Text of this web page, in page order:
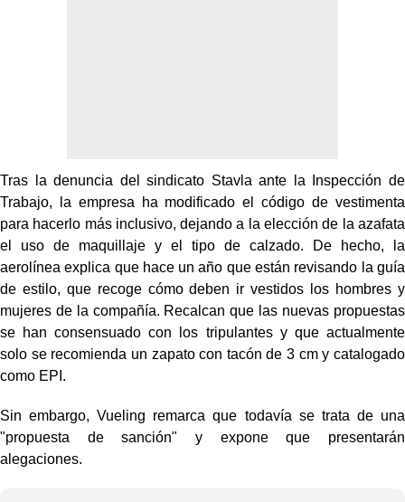
Tras la denuncia del sindicato Stavla ante la Inspección de
Trabajo, la empresa ha modificado el código de vestimenta
para hacerlo más inclusivo, dejando a la elección de la azafata
el uso de maquillaje y el tipo de calzado. De hecho, la
aerolínea explica que hace un año que están revisando la guía
de estilo, que recoge cómo deben ir vestidos los hombres y
mujeres de la compañía. Recalcan que las nuevas propuestas
se han consensuado con los tripulantes y que actualmente
solo se recomienda un zapato con tacón de 3 cm y catalogado
como EPI.
Sin embargo, Vueling remarca que todavía se trata de una
"propuesta de sanción" y expone que presentarán
alegaciones.